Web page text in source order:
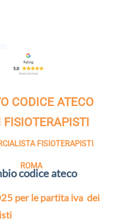
CODICE ATECO
FISIOTERAPISTI
FISIOTERAPISTI
ROMA
codice ateco
per le partita iva dei